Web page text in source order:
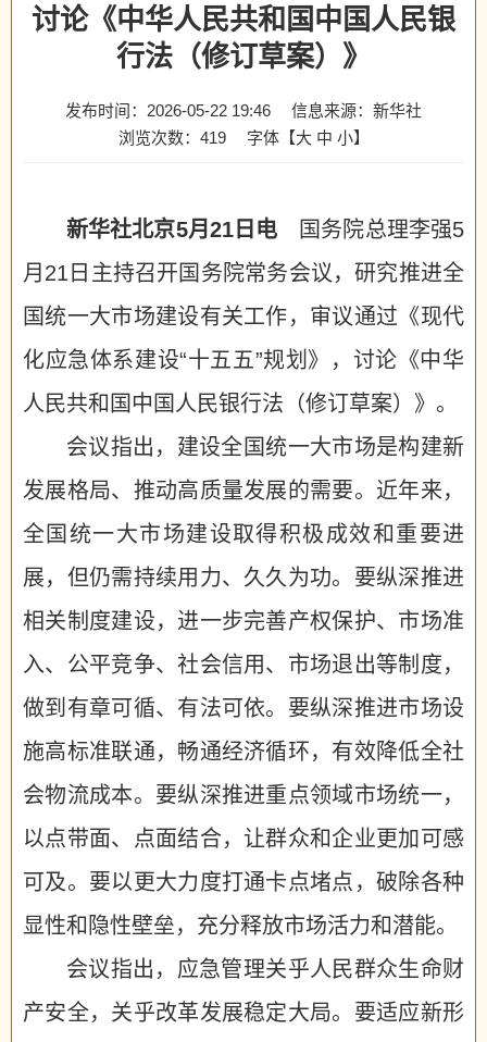
讨论《中华人民共和国中国人民银
行法（修订草案）》
发布时间：2026-05-22 19:46
信息来源：新华社
浏览次数： 419 字体【大 中 小】
新华社北京5月21日电 国务院总理李强5
月21日主持召开国务院常务会议，研究推进全
国统一大市场建设有关工作，审议通过《现代
化应急体系建设“十五五”规划》，讨论《中华
人民共和国中国人民银行法（修订草案）》。
会议指出，建设全国统一大市场是构建新
发展格局、推动高质量发展的需要。近年来，
全国统一大市场建设取得积极成效和重要进
展，但仍需持续用力、久久为功。要纵深推进
相关制度建设，进一步完善产权保护、市场准
入、公平竞争、社会信用、市场退出等制度，
做到有章可循、有法可依。要纵深推进市场设
施高标准联通，畅通经济循环，有效降低全社
会物流成本。要纵深推进重点领域市场统一，
以点带面、点面结合，让群众和企业更加可感
可及。要以更大力度打通卡点堵点，破除各种
显性和隐性壁垒，充分释放市场活力和潜能。
会议指出，应急管理关乎人民群众生命财
产安全，关乎改革发展稳定大局。要适应新形